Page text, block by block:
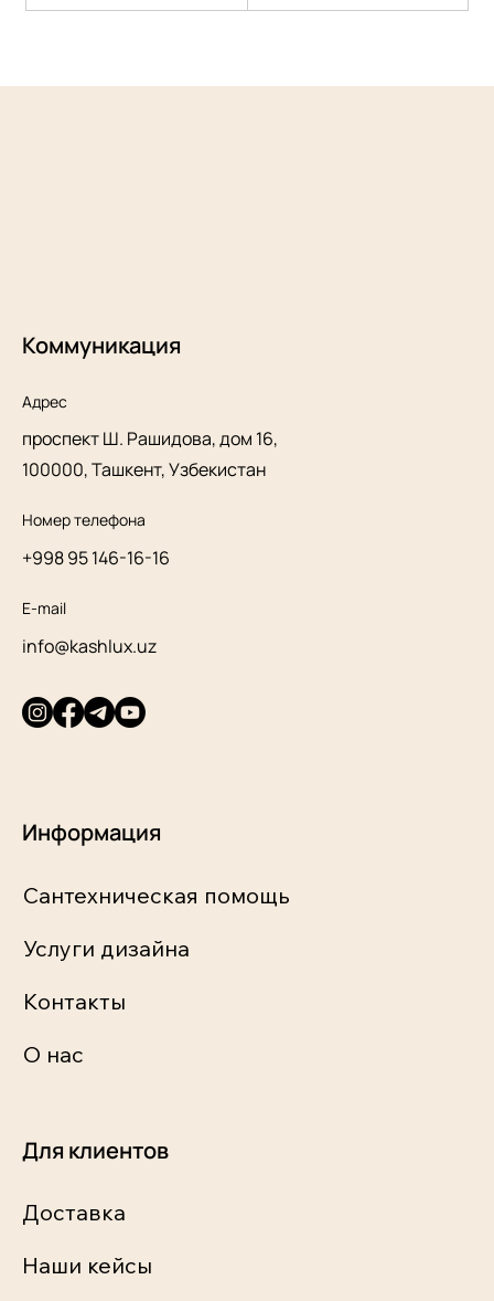
Коммуникация
Адрес
проспект Ш. Рашидова, дом 16,
100000, Ташкент, Узбекистан
Номер телефона
+998 95 146-16-16
E-mail
info@kashlux.uz
Информация
Сантехническая помощь
Услуги дизайна
Контакты
О нас
Для клиентов
Доставка
Наши кейсы